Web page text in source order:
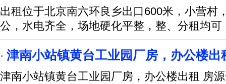
出租位于北京南六环良乡出口600米，小营村
公，水电齐全，场地硬化平整，整、分租均可
· 津南小站镇黄台工业园厂房，办公楼出
津南小站镇黄台工业园厂房，办公楼出租 房